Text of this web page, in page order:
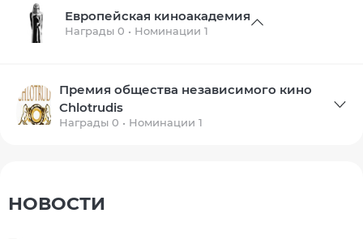
Европейская киноакадемия
Награды 0 • Номинации 1
Премия общества независимого кино
Chlotrudis
Награды 0 • Номинации 1
НОВОСТИ